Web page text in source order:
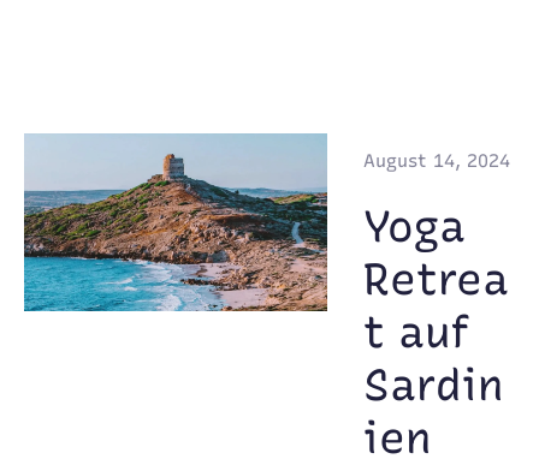
August 14, 2024
Yoga
Retrea
t auf
Sardin
ien